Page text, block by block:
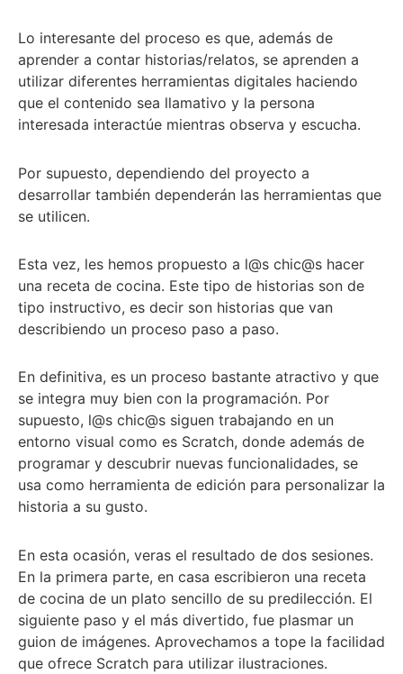
Lo interesante del proceso es que, además de
aprender a contar historias/relatos, se aprenden a
utilizar diferentes herramientas digitales haciendo
que el contenido sea llamativo y la persona
interesada interactúe mientras observa y escucha.
Por supuesto, dependiendo del proyecto a
desarrollar también dependerán las herramientas que
se utilicen.
Esta vez, les hemos propuesto a l@s chic@s hacer
una receta de cocina. Este tipo de historias son de
tipo instructivo, es decir son historias que van
describiendo un proceso paso a paso.
En definitiva, es un proceso bastante atractivo y que
se integra muy bien con la programación. Por
supuesto, l@s chic@s siguen trabajando en un
entorno visual como es Scratch, donde además de
programar y descubrir nuevas funcionalidades, se
usa como herramienta de edición para personalizar la
historia a su gusto.
En esta ocasión, veras el resultado de dos sesiones.
En la primera parte, en casa escribieron una receta
de cocina de un plato sencillo de su predilección. El
siguiente paso y el más divertido, fue plasmar un
guion de imágenes. Aprovechamos a tope la facilidad
que ofrece Scratch para utilizar ilustraciones.